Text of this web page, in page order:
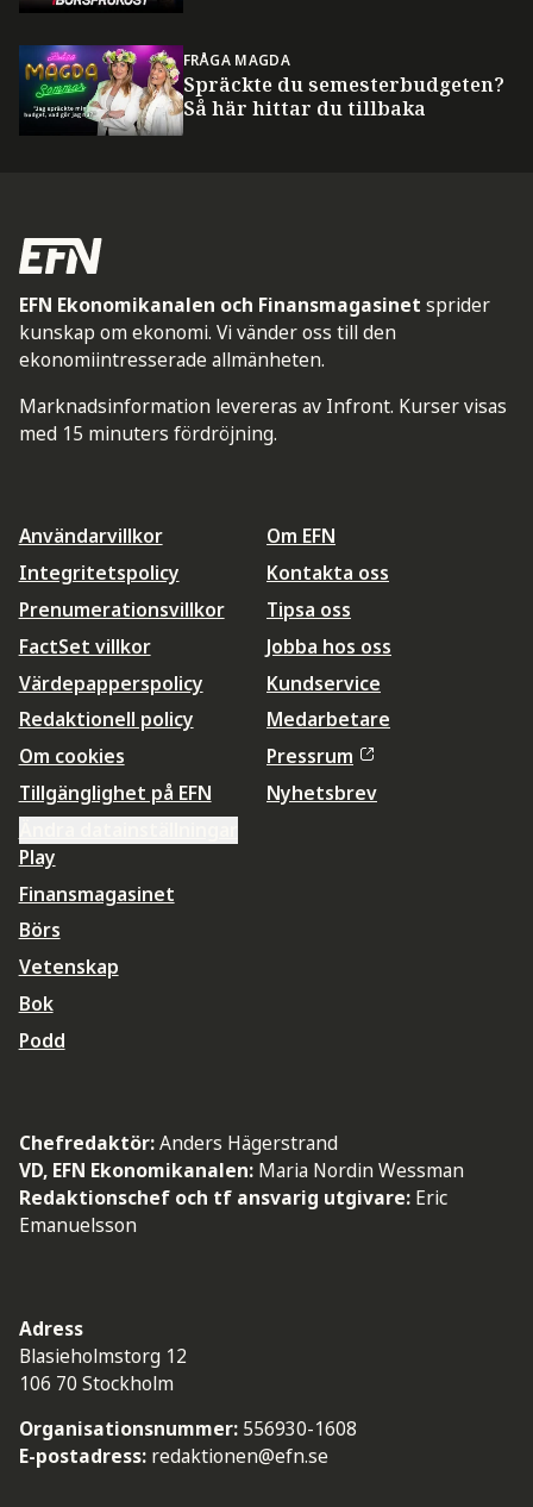
FRÅGA MAGDA
Spräckte du semesterbudgeten?
Så här hittar du tillbaka
EFN Ekonomikanalen och Finansmagasinet sprider
kunskap om ekonomi. Vi vänder oss till den
ekonomiintresserade allmänheten.
Marknadsinformation levereras av Infront. Kurser visas
med 15 minuters fördröjning.
Användarvillkor
Integritetspolicy
Prenumerationsvillkor
FactSet villkor
Värdepapperspolicy
Redaktionell policy
Om cookies
Tillgänglighet på EFN
Om EFN
Kontakta oss
Tipsa oss
Jobba hos oss
Kundservice
Medarbetare
Pressrum
Nyhetsbrev
Play
Finansmagasinet
Börs
Vetenskap
Bok
Podd
Chefredaktör:Anders Hägerstrand
VD, EFN Ekonomikanalen: Maria Nordin Wessman
Redaktionschef och tf ansvarig utgivare: Eric
Emanuelsson
Adress
Blasieholmstorg 12
106 70 Stockholm
Organisationsnummer: 556930-1608
E-postadress: redaktionen@efn.se